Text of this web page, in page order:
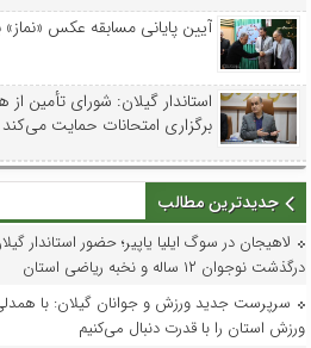
آیین پایانی مسابقه عکس «نماز»
استاندار گیلان: شورای تأمین
برگزاری امتحانات حمایت می‌کند
جدیدترین مطالب
لاهیجان در سوگ ایلیا یاپیر؛ حضور استاندار
درگذشت نوجوان ۱۲ ساله و نخبه ریاضی استان
سرپرست جدید ورزش و جوانان گیلان: با
ورزش استان را با قدرت دنبال می‌کنیم